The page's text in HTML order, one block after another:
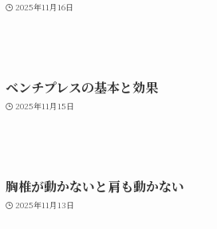
2025年11月16日
ベンチプレスの基本と効果
2025年11月15日
胸椎が動かないと肩も動かない
2025年11月13日